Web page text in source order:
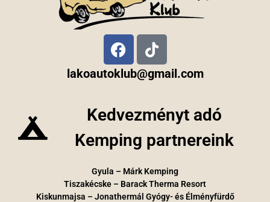
lakoautoklub@gmail.com
Kedvezményt adó
Kemping partnereink
Gyula – Márk Kemping
Tiszakécske – Barack Therma Resort
Kiskunmajsa – Jonathermál Gyógy- és Élményfürdő